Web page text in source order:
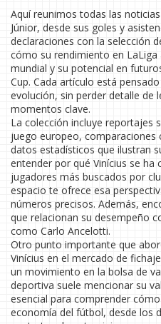
Aquí reunimos todas las
Júnior, desde sus goles y
declaraciones con la selección
cómo su rendimiento en
mundial y su potencial en
Cup. Cada artículo está
evolución, sin perder detalle de
momentos clave.
La colección incluye reportajes
juego europeo,
datos estadísticos que ilustran
entender por qué Vinícius se ha
jugadores más buscados por
espacio te ofrece esa
números precisos. Además,
que relacionan su desempeño
como Carlo Ancelotti.
Otro punto importante que
Vinícius en el mercado de
un movimiento en la bolsa de
deportiva suele mencionar su
esencial para comprender
economía del fútbol, desde los